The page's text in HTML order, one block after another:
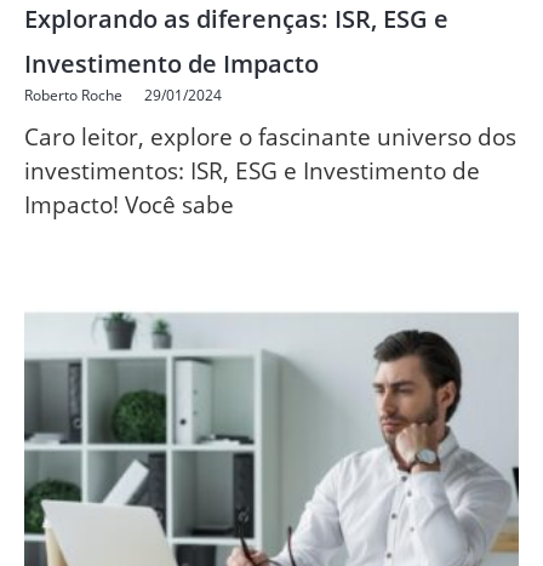
Explorando as diferenças: ISR, ESG e
Investimento de Impacto
Roberto Roche 29/01/2024
Caro leitor, explore o fascinante universo dos
investimentos: ISR, ESG e Investimento de
Impacto! Você sabe